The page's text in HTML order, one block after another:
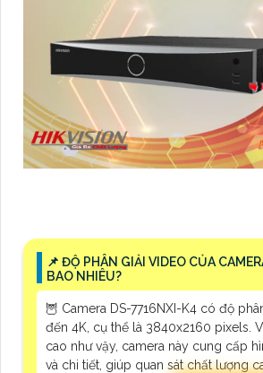
📌 ĐỘ PHÂN GIẢI VIDEO CỦA
BAO NHIÊU?
🦉 Camera DS-7716NXI-K4 có độ
đến 4K, cụ thể là 3840x2160 pixels.
cao như vậy, camera này cung cấp
và chi tiết, giúp quan sát chất lượng